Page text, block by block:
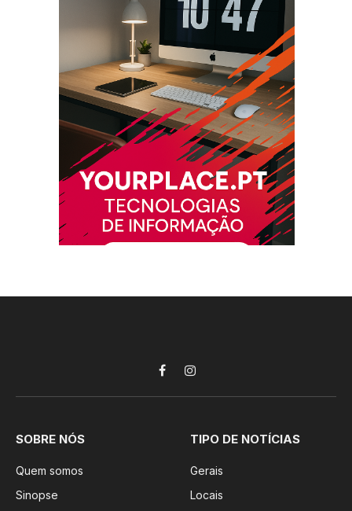
FacebookInstagram
SOBRE NÓS
Quem somos
Sinopse
TIPO DE NOTÍCIAS
Gerais
Locais